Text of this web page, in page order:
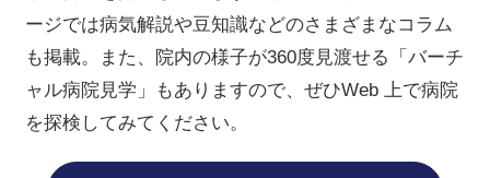
ージでは病気解説や豆知識などのさまざまなコラム
も掲載。また、院内の様子が360度見渡せる「バーチ
ャル病院見学」もありますので、ぜひWeb 上で病院
を探検してみてください。